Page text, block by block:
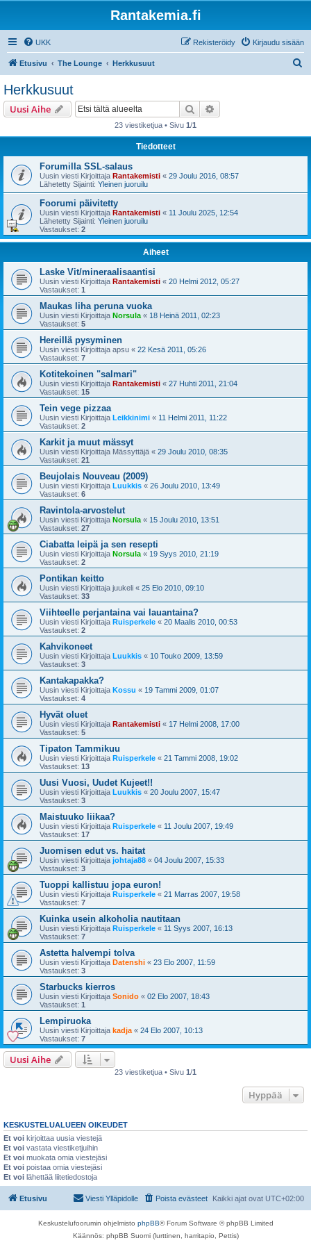
Rantakemia.fi
UKK Kirjaudu sisään
Rekisteröidy
Etusivu The Lounge Herkkusuut
Herkkusuut
Uusi Aihe Etsi
23 viestiketjua • Sivu 1/1
Tiedotteet
Forumilla SSL-salaus
Uusin viesti Kirjoittaja Rantakemisti « 29 Joulu 2016, 08:57
Lähetetty Sijainti: Yleinen juoruilu
Foorumi päivitetty
Uusin viesti Kirjoittaja Rantakemisti « 11 Joulu 2025, 12:54
Lähetetty Sijainti: Yleinen juoruilu
Vastaukset: 2
Aiheet
Laske Vit/mineraalisaantisi
Uusin viesti Kirjoittaja Rantakemisti « 20 Helmi 2012, 05:27
Vastaukset: 1
Maukas liha peruna vuoka
Uusin viesti Kirjoittaja Norsula « 18 Heinä 2011, 02:23
Vastaukset: 5
Hereillä pysyminen
Uusin viesti Kirjoittaja apsu « 22 Kesä 2011, 05:26
Vastaukset: 7
Kotitekoinen "salmari"
Uusin viesti Kirjoittaja Rantakemisti « 27 Huhti 2011, 21:04
Vastaukset: 15
Tein vege pizzaa
Uusin viesti Kirjoittaja Leikkinimi « 11 Helmi 2011, 11:22
Vastaukset: 2
Karkit ja muut mässyt
Uusin viesti Kirjoittaja Mässyttäjä « 29 Joulu 2010, 08:35
Vastaukset: 21
Beujolais Nouveau (2009)
Uusin viesti Kirjoittaja Luukkis « 26 Joulu 2010, 13:49
Vastaukset: 6
Ravintola-arvostelut
Uusin viesti Kirjoittaja Norsula « 15 Joulu 2010, 13:51
Vastaukset: 27
Ciabatta leipä ja sen resepti
Uusin viesti Kirjoittaja Norsula « 19 Syys 2010, 21:19
Vastaukset: 2
Pontikan keitto
Uusin viesti Kirjoittaja juukeli « 25 Elo 2010, 09:10
Vastaukset: 33
Viihteelle perjantaina vai lauantaina?
Uusin viesti Kirjoittaja Ruisperkele « 20 Maalis 2010, 00:53
Vastaukset: 2
Kahvikoneet
Uusin viesti Kirjoittaja Luukkis « 10 Touko 2009, 13:59
Vastaukset: 3
Kantakapakka?
Uusin viesti Kirjoittaja Kossu « 19 Tammi 2009, 01:07
Vastaukset: 4
Hyvät oluet
Uusin viesti Kirjoittaja Rantakemisti « 17 Helmi 2008, 17:00
Vastaukset: 5
Tipaton Tammikuu
Uusin viesti Kirjoittaja Ruisperkele « 21 Tammi 2008, 19:02
Vastaukset: 13
Uusi Vuosi, Uudet Kujeet!!
Uusin viesti Kirjoittaja Luukkis « 20 Joulu 2007, 15:47
Vastaukset: 3
Maistuuko liikaa?
Uusin viesti Kirjoittaja Ruisperkele « 11 Joulu 2007, 19:49
Vastaukset: 17
Juomisen edut vs. haitat
Uusin viesti Kirjoittaja johtaja88 « 04 Joulu 2007, 15:33
Vastaukset: 3
Tuoppi kallistuu jopa euron!
Uusin viesti Kirjoittaja Ruisperkele « 21 Marras 2007, 19:58
Vastaukset: 7
Kuinka usein alkoholia nautitaan
Uusin viesti Kirjoittaja Ruisperkele « 11 Syys 2007, 16:13
Vastaukset: 7
Astetta halvempi tolva
Uusin viesti Kirjoittaja Datenshi « 23 Elo 2007, 11:59
Vastaukset: 3
Starbucks kierros
Uusin viesti Kirjoittaja Sonido « 02 Elo 2007, 18:43
Vastaukset: 1
Lempiruoka
Uusin viesti Kirjoittaja kadja « 24 Elo 2007, 10:13
Vastaukset: 7
Uusi Aihe
23 viestiketjua • Sivu 1/1
Hyppää
KESKUSTELUALUEEN OIKEUDET
Et voi kirjoittaa uusia viestejä
Et voi vastata viestiketjuihin
Et voi muokata omia viestejäsi
Et voi poistaa omia viestejäsi
Et voi lähettää liitetiedostoja
Etusivu Kaikki ajat ovat UTC+02:00
Poista evästeet
Viesti Ylläpidolle
Keskustelufoorumin ohjelmisto phpBB® Forum Software © phpBB Limited
Käännös: phpBB Suomi (lurttinen, harritapio, Pettis)